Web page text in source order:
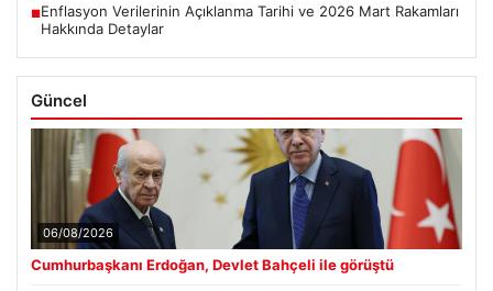
■Enflasyon Verilerinin Açıklanma Tarihi ve 2026 Mart Rakamları
Hakkında Detaylar
Güncel
06/08/2026
Cumhurbaşkanı Erdoğan, Devlet Bahçeli ile görüştü